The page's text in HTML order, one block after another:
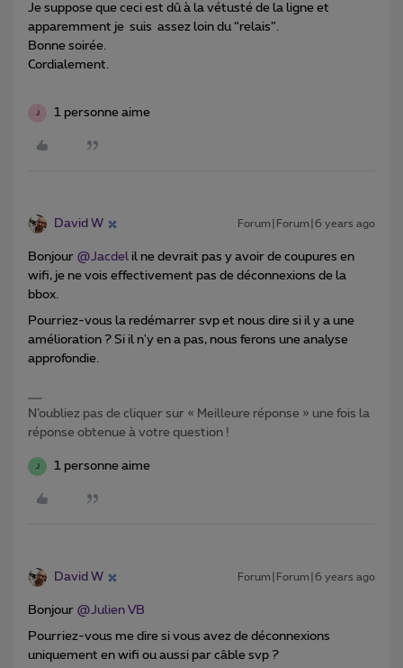
Je suppose que ceci est dû à la vétusté de la ligne et
apparemment je suis assez loin du “relais”.
Bonne soirée.
Cordialement.
J 1 personne aime
David W Forum|Forum|6 years ago
Bonjour @Jacdel il ne devrait pas y avoir de coupures en
wifi, je ne vois effectivement pas de déconnexions de la
bbox.
Pourriez-vous la redémarrer svp et nous dire si il y a une
amélioration ? Si il n'y en a pas, nous ferons une analyse
approfondie.
N’oubliez pas de cliquer sur « Meilleure réponse » une fois la
réponse obtenue à votre question !
J 1 personne aime
David W Forum|Forum|6 years ago
Bonjour @Julien VB
Pourriez-vous me dire si vous avez de déconnexions
uniquement en wifi ou aussi par câble svp ?